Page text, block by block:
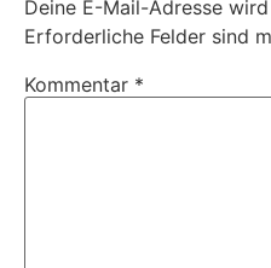
Deine E-Mail-Adresse
Erforderliche Felder sind
Kommentar *